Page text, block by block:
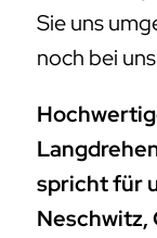
Sie uns
noch bei
spricht für
Neschwitz,